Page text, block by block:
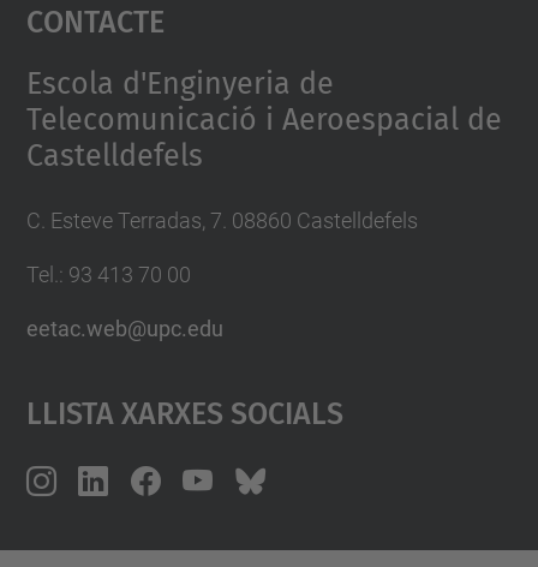
powered by
Contacte
Escola d'Enginyeria de
Telecomunicació i Aeroespacial de
Castelldefels
C. Esteve Terradas, 7. 08860 Castelldefels
Tel.: 93 413 70 00
eetac.web@upc.edu
Llista Xarxes Socials